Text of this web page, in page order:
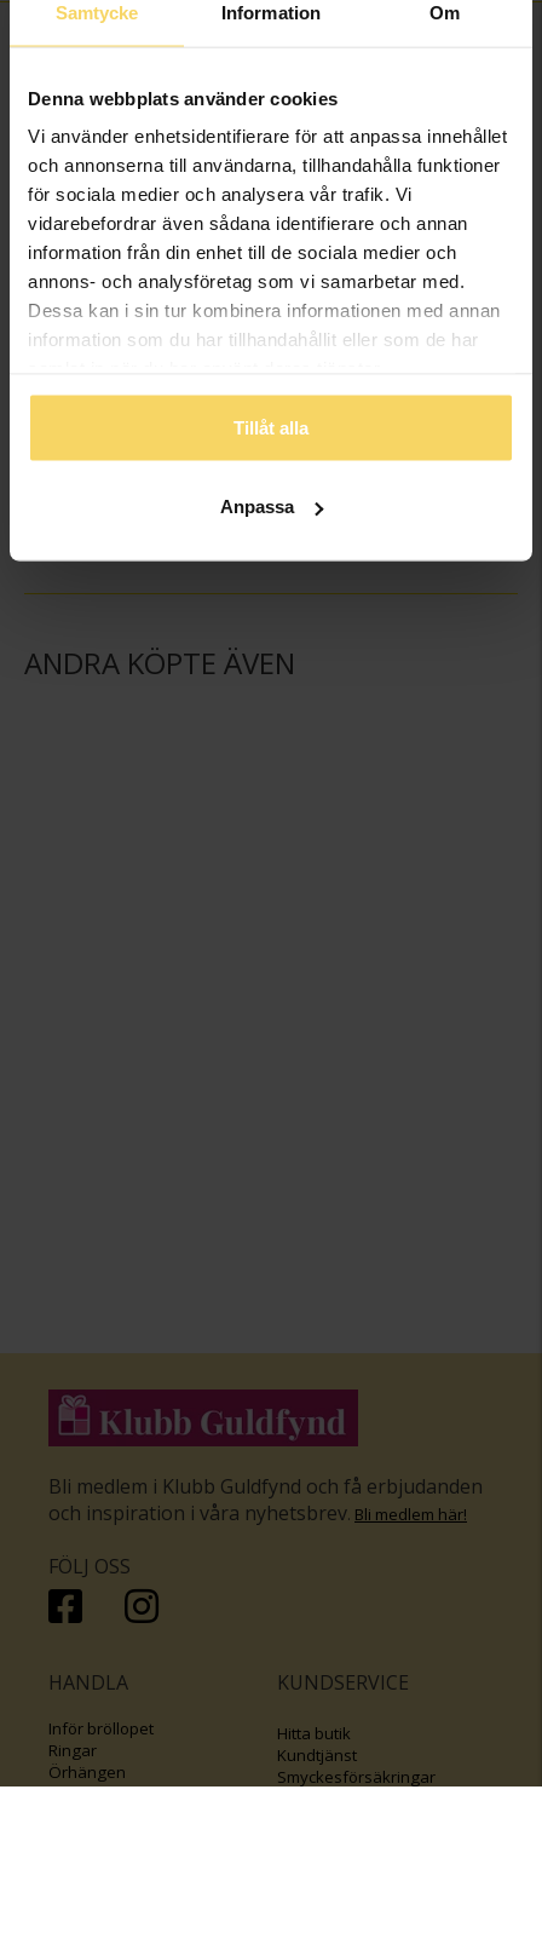
Samtycke Information Om
Denna webbplats använder cookies
Vi använder enhetsidentifierare för att anpassa innehållet
och annonserna till användarna, tillhandahålla funktioner
för sociala medier och analysera vår trafik. Vi
vidarebefordrar även sådana identifierare och annan
information från din enhet till de sociala medier och
annons- och analysföretag som vi samarbetar med.
Dessa kan i sin tur kombinera informationen med annan
information som du har tillhandahållit eller som de har
Tillåt alla
Anpassa
FINNS OCKSÅ SOM
79,50:-
ANDRA KÖPTE ÄVEN
Bli medlem i Klubb Guldfynd och få erbjudanden
och inspiration i våra nyhetsbrev. Bli medlem här!
FÖLJ OSS
HANDLA
Inför bröllopet
Ringar
Örhängen
Halsband
KUNDSERVICE
Hitta butik
Kundtjänst
Smyckesförsäkringar